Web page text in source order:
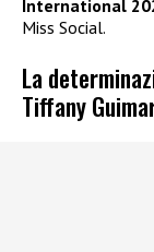
International
Miss Social.
La
Tiffany